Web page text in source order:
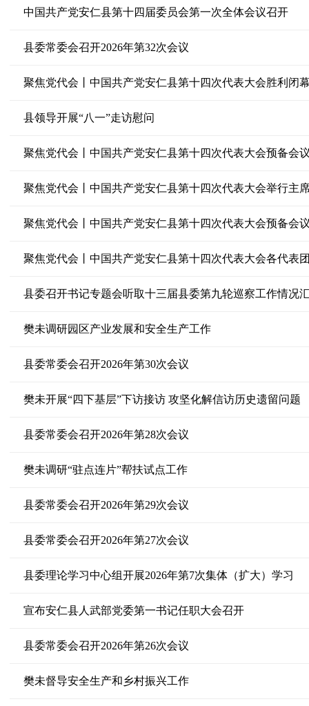
中国共产党安仁县第十四届委员会第一次全体会议召开
县委常委会召开2026年第32次会议
聚焦党代会丨中国共产党安仁县第十四次代表大会胜利闭
县领导开展“八一”走访慰问
聚焦党代会丨中国共产党安仁县第十四次代表大会预备会
聚焦党代会丨中国共产党安仁县第十四次代表大会举行主
聚焦党代会丨中国共产党安仁县第十四次代表大会预备会
聚焦党代会丨中国共产党安仁县第十四次代表大会各代表
县委召开书记专题会听取十三届县委第九轮巡察工作情况
樊未调研园区产业发展和安全生产工作
县委常委会召开2026年第30次会议
樊未开展“四下基层”下访接访 攻坚化解信访历史遗留问题
县委常委会召开2026年第28次会议
樊未调研“驻点连片”帮扶试点工作
县委常委会召开2026年第29次会议
县委常委会召开2026年第27次会议
县委理论学习中心组开展2026年第7次集体（扩大）学习
宣布安仁县人武部党委第一书记任职大会召开
县委常委会召开2026年第26次会议
樊未督导安全生产和乡村振兴工作